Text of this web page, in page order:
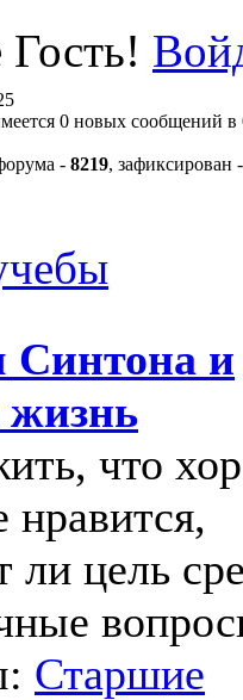
Гость!
0 новых сообщений в
- 8219, зафиксирован
Синтона и
жизнь
что
ли цель
Старшие